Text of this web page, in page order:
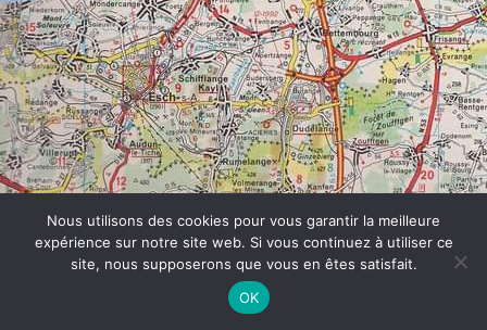
Le narratif fascine, interroge et demeure pourtant l’une des
meilleures voies d’accès pour observer et analyser les
représentations et états mentaux. Il sert donc aisément pour
synchroniser les rapports humains à ses contextes. Pour vous
Nous utilisons des cookies pour vous garantir la meilleure
expérience sur notre site web. Si vous continuez à utiliser ce
site, nous supposerons que vous en êtes satisfait.
OK